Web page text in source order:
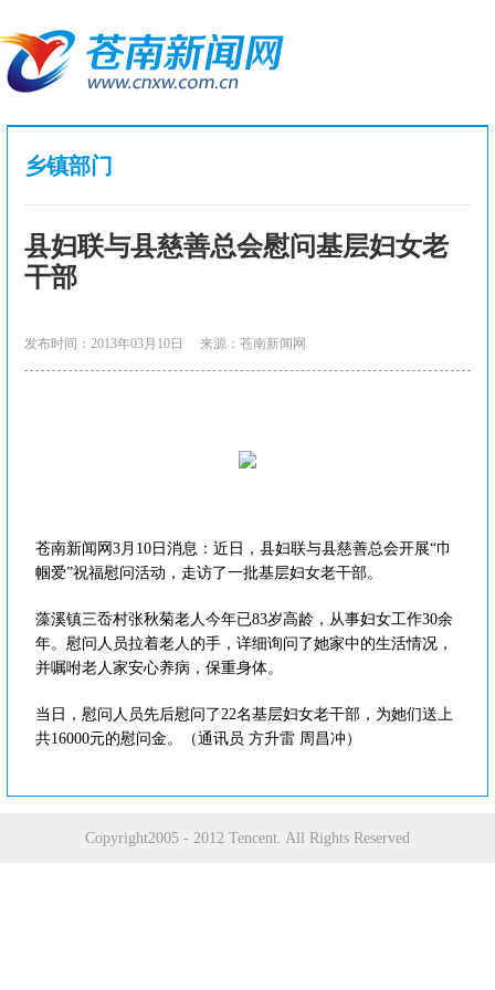
乡镇部门
县妇联与县慈善总会慰问基层妇女老
干部
发布时间：2013年03月10日 来源：苍南新闻网
苍南新闻网3月10日消息：近日，县妇联与县慈善总会开展“巾
帼爱”祝福慰问活动，走访了一批基层妇女老干部。
藻溪镇三岙村张秋菊老人今年已83岁高龄，从事妇女工作30余
年。慰问人员拉着老人的手，详细询问了她家中的生活情况，
并嘱咐老人家安心养病，保重身体。
当日，慰问人员先后慰问了22名基层妇女老干部，为她们送上
共16000元的慰问金。（通讯员 方升雷 周昌冲）
Copyright2005 - 2012 Tencent. All Rights Reserved